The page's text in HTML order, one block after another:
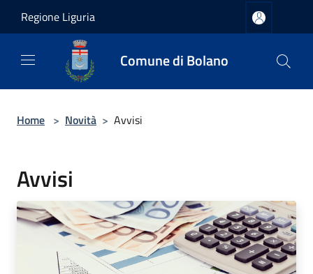
Regione Liguria
Comune di Bolano
Home > Novità > Avvisi
Avvisi